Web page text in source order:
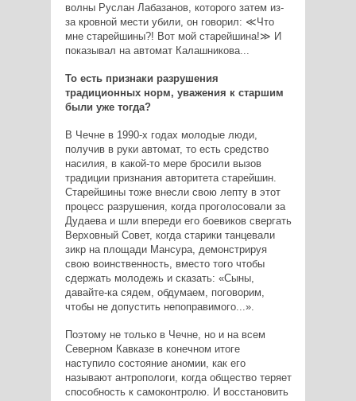
волны Руслан Лабазанов, которого затем из-
за кровной мести убили, он говорил: ≪Что
мне старейшины?! Вот мой старейшина!≫ И
показывал на автомат Калашникова...
То есть признаки разрушения
традиционных норм, уважения к старшим
были уже тогда?
В Чечне в 1990-х годах молодые люди,
получив в руки автомат, то есть средство
насилия, в какой-то мере бросили вызов
традиции признания авторитета старейшин.
Старейшины тоже внесли свою лепту в этот
процесс разрушения, когда проголосовали за
Дудаева и шли впереди его боевиков свергать
Верховный Совет, когда старики танцевали
зикр на площади Мансура, демонстрируя
свою воинственность, вместо того чтобы
сдержать молодежь и сказать: «Сыны,
давайте-ка сядем, обдумаем, поговорим,
чтобы не допустить непоправимого...».
Поэтому не только в Чечне, но и на всем
Северном Кавказе в конечном итоге
наступило состояние аномии, как его
называют антропологи, когда общество теряет
способность к самоконтролю. И восстановить